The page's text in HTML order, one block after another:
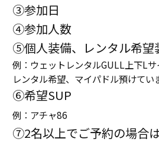
③参加日
④参加人数
⑤個人装備、レンタル希望
例：ウェットレンタルGULL上下L
レンタル希望、マイパドル預けてい
⑥希望SUP
例：アチャ86
⑦2名以上でご予約の場合